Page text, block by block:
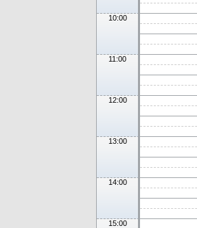
10:00
11:00
12:00
13:00
14:00
15:00